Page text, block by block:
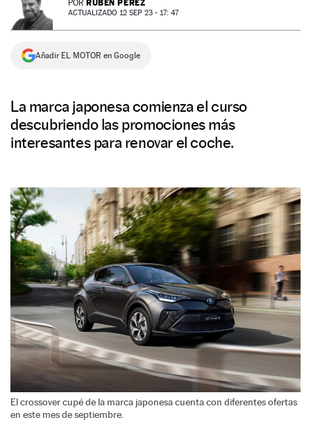
NEWSLETTER
SÍGUENOS
POR RUBÉN PÉREZ
ACTUALIZADO 12 SEP 23 - 17: 47
Añadir EL MOTOR en Google
La marca japonesa comienza el curso
descubriendo las promociones más
interesantes para renovar el coche.
El crossover cupé de la marca japonesa cuenta con diferentes ofertas
en este mes de septiembre.